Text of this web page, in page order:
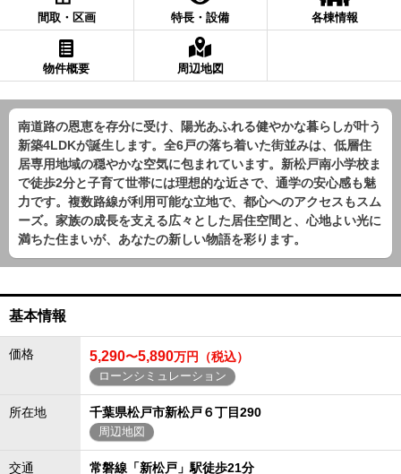
間取・区画 特長・設備 各棟情報
物件概要 周辺地図
南道路の恩恵を存分に受け、陽光あふれる健やかな暮らしが叶う
新築4LDKが誕生します。全6戸の落ち着いた街並みは、低層住
居専用地域の穏やかな空気に包まれています。新松戸南小学校ま
で徒歩2分と子育て世帯には理想的な近さで、通学の安心感も魅
力です。複数路線が利用可能な立地で、都心へのアクセスもスム
ーズ。家族の成長を支える広々とした居住空間と、心地よい光に
満ちた住まいが、あなたの新しい物語を彩ります。
基本情報
価格 5,290〜5,890万円（税込）
ローンシミュレーション
所在地 千葉県松戸市新松戸６丁目290
周辺地図
交通
常磐線「新松戸」駅徒歩21分